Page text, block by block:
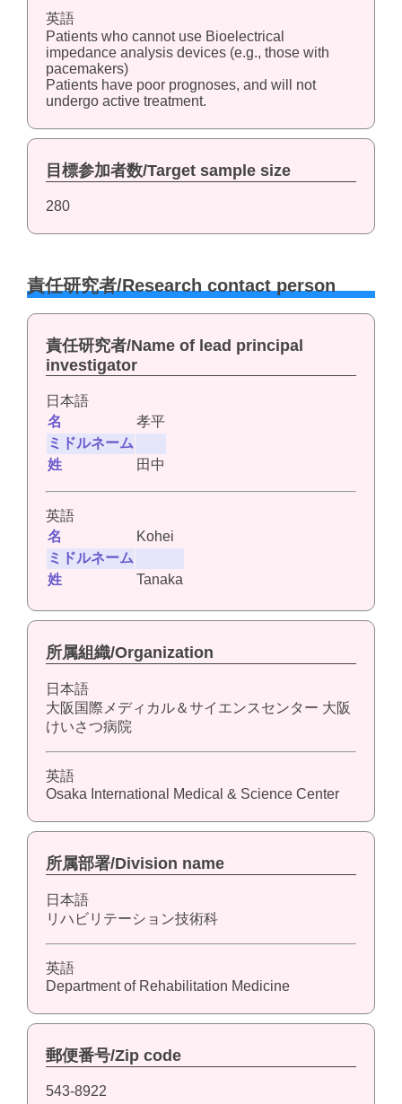
英語
Patients who cannot use Bioelectrical
impedance analysis devices (e.g., those with
pacemakers)
Patients have poor prognoses, and will not
undergo active treatment.
目標参加者数/Target sample size
280
責任研究者/Research contact person
責任研究者/Name of lead principal
investigator
日本語
名
孝平
ミドルネーム
姓
田中
英語
名
Kohei
ミドルネーム
姓
Tanaka
所属組織/Organization
日本語
大阪国際メディカル＆サイエンスセンター 大阪
けいさつ病院
英語
Osaka International Medical & Science Center
所属部署/Division name
日本語
リハビリテーション技術科
英語
Department of Rehabilitation Medicine
郵便番号/Zip code
543-8922